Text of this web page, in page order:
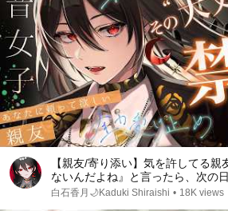
【親友/寄り添い】気を許してる親
ないんだよね』と言ったら、次の
た。【男性向け/女性向けシチュエ
白石香月🌙Kaduki Shiraishi • 18K views